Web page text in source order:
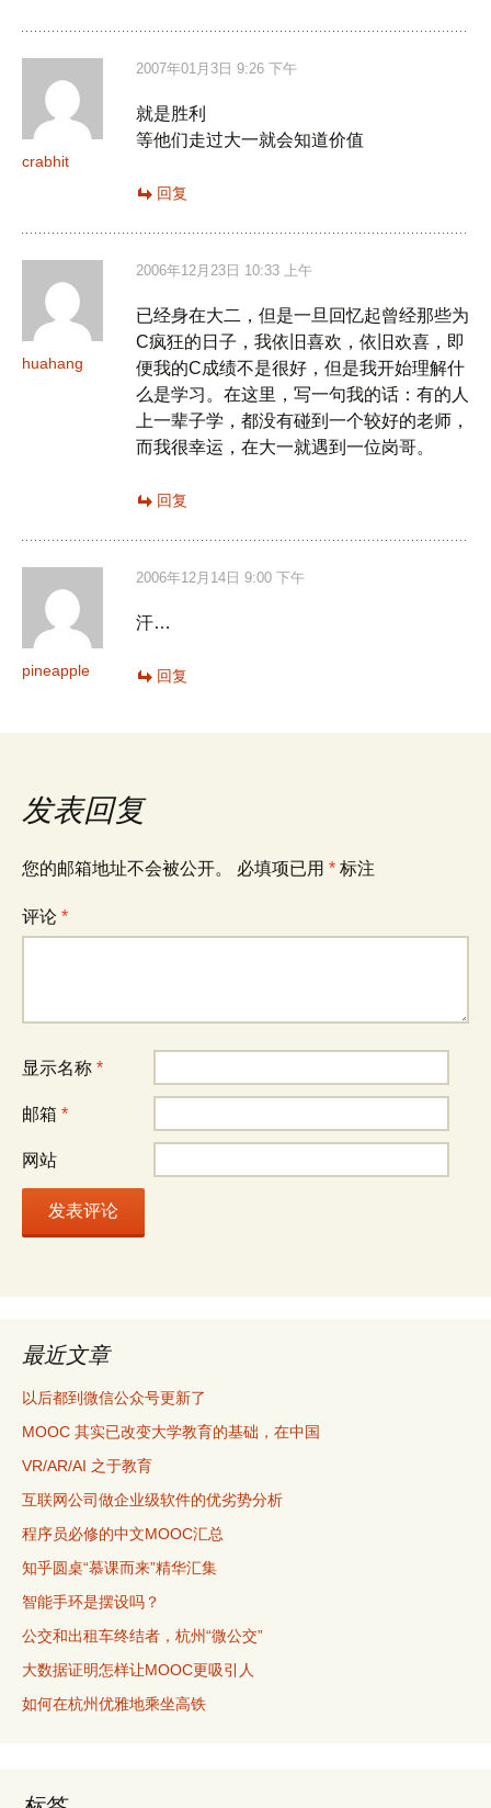
crabhit
2007年01月3日 9:26 下午
就是胜利
等他们走过大一就会知道价值
回复
huahang
2006年12月23日 10:33 上午
已经身在大二，但是一旦回忆起曾经那些为
C疯狂的日子，我依旧喜欢，依旧欢喜，即
便我的C成绩不是很好，但是我开始理解什
么是学习。在这里，写一句我的话：有的人
上一辈子学，都没有碰到一个较好的老师，
而我很幸运，在大一就遇到一位岗哥。
回复
pineapple
2006年12月14日 9:00 下午
汗…
回复
发表回复
您的邮箱地址不会被公开。 必填项已用 * 标注
评论 *
显示名称 *
邮箱 *
网站
最近文章
以后都到微信公众号更新了
MOOC 其实已改变大学教育的基础，在中国
VR/AR/AI 之于教育
互联网公司做企业级软件的优劣势分析
程序员必修的中文MOOC汇总
知乎圆桌“慕课而来”精华汇集
智能手环是摆设吗？
公交和出租车终结者，杭州“微公交”
大数据证明怎样让MOOC更吸引人
如何在杭州优雅地乘坐高铁